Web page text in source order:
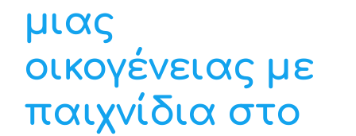
μιας
οικογένειας με
παιχνίδια στο